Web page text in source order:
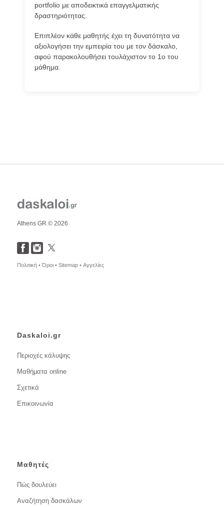
portfolio με αποδεικτικά επαγγελματικής
δραστηριότητας.
Επιπλέον κάθε μαθητής έχει τη δυνατότητα να
αξιολογήσει την εμπειρία του με τον δάσκαλο,
αφού παρακολουθήσει τουλάχιστον το 1ο του
μάθημα.
Athens GR © 2026
Πολιτική •Όροι • Sitemap • Αγγελίες
Daskaloi.gr
Περιοχές κάλυψης
Μαθήματα online
Σχετικά
Επικοινωνία
Μαθητές
Πώς δουλεύει
Αναζήτηση δασκάλων